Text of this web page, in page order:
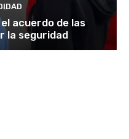
acuerdo de las
la seguridad